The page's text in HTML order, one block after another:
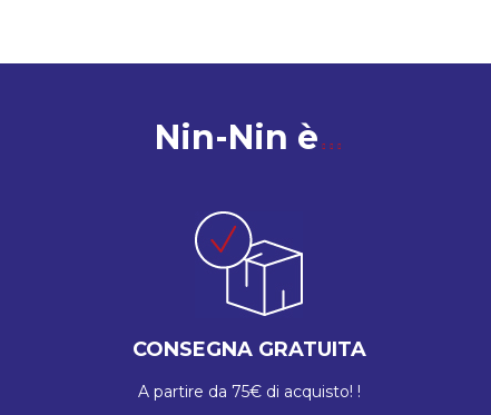
Nin-Nin è
CONSEGNA GRATUITA
A partire da 75€ di acquisto! !